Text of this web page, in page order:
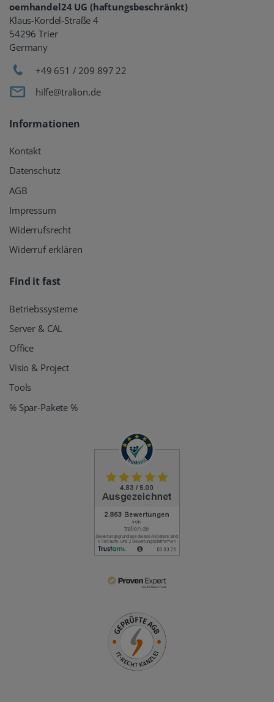
oemhandel24 UG (haftungsbeschränkt)
Klaus-Kordel-Straße 4
54296 Trier
Germany
+49 651 / 209 897 22
hilfe@tralion.de
Informationen
Kontakt
Datenschutz
AGB
Impressum
Widerrufsrecht
Widerruf erklären
Find it fast
Betriebssysteme
Server & CAL
Office
Visio & Project
Tools
% Spar-Pakete %